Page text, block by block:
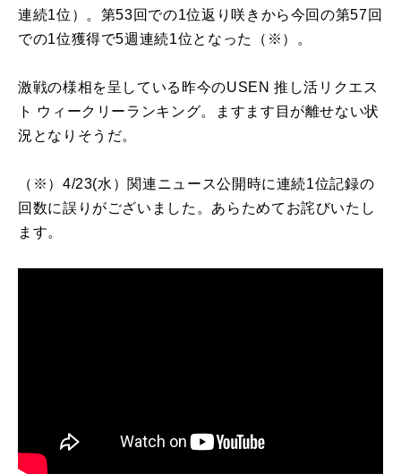
連続1位）。第53回での1位返り咲きから今回の第57回
での1位獲得で5週連続1位となった（※）。
激戦の様相を呈している昨今のUSEN 推し活リクエス
ト ウィークリーランキング。ますます目が離せない状
況となりそうだ。
（※）4/23(水）関連ニュース公開時に連続1位記録の
回数に誤りがございました。あらためてお詫びいたし
ます。